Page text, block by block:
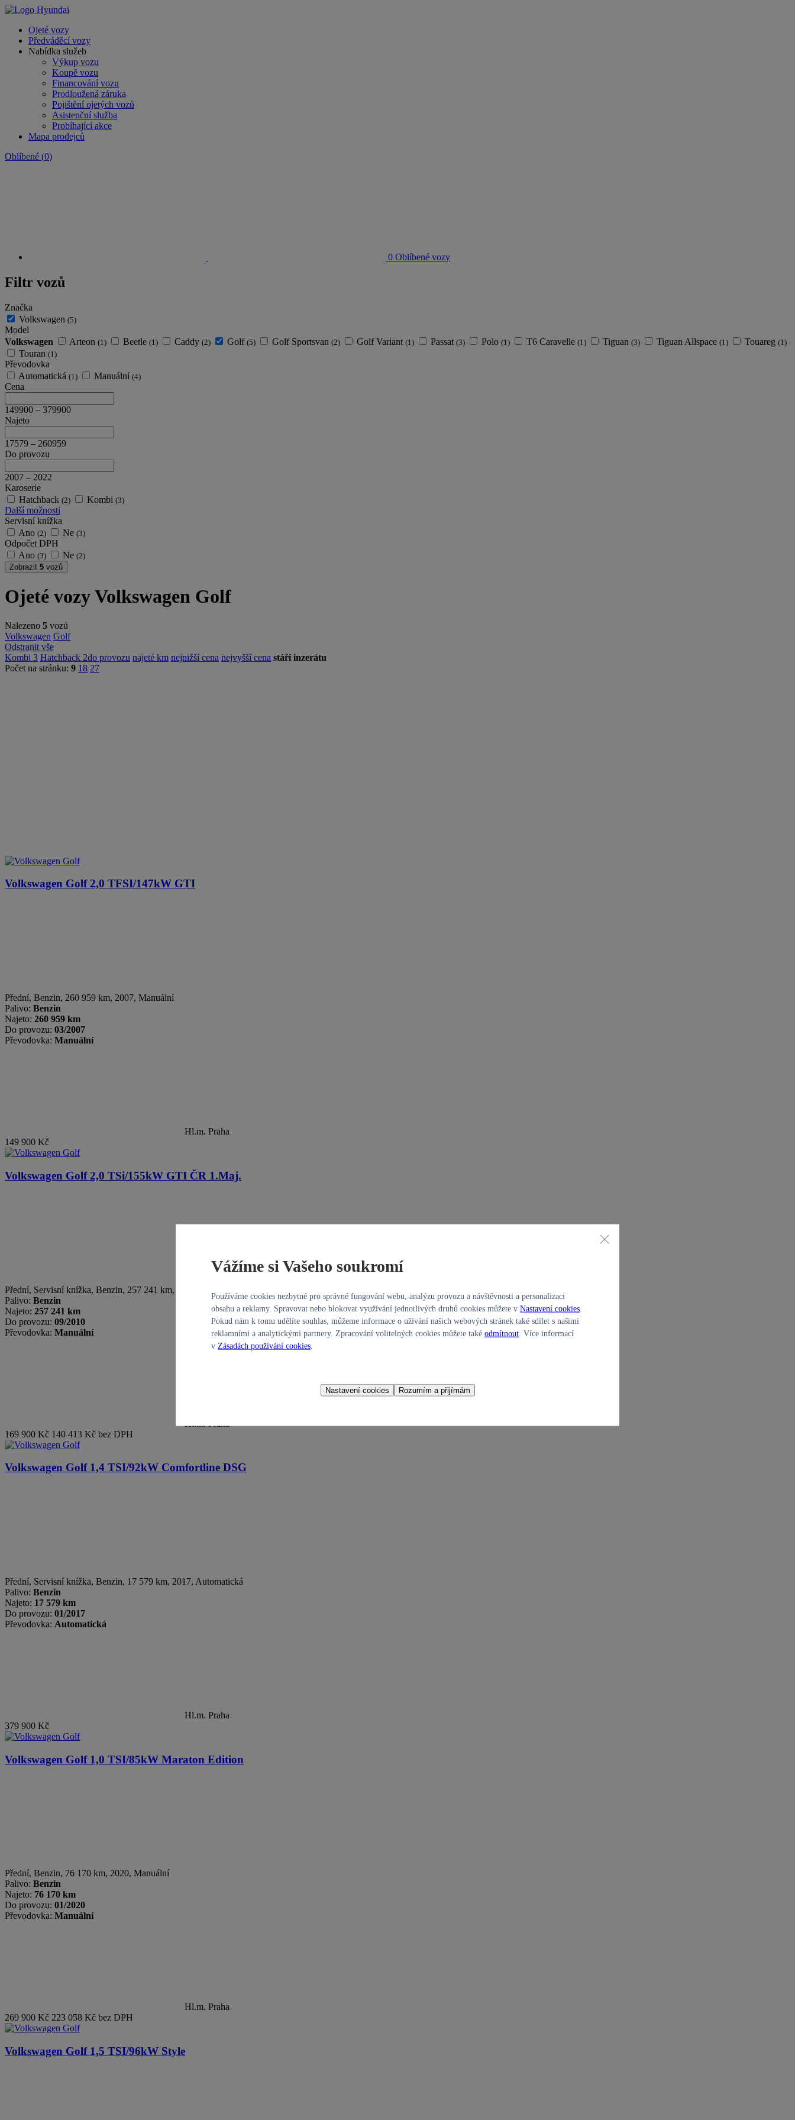
Ojeté vozy
Předváděcí vozy
Nabídka služeb
Výkup vozu
Koupě vozu
Financování vozu
Prodloužená záruka
Pojištění ojetých vozů
Asistenční služba
Probíhající akce
Mapa prodejců
Oblíbené (0)
0 Oblíbené vozy
Filtr vozů
Značka
Volkswagen (5)
Model
Volkswagen
Arteon (1) Beetle (1) Caddy (2) Golf (5) Golf Sportsvan (2) Golf Variant (1) Passat (3) Polo (1) T6 Caravelle (1) Tiguan (3) Tiguan Allspace (1) Touareg (1)
Touran (1)
Převodovka
Automatická (1) Manuální (4)
Cena
149900 – 379900
Najeto
17579 – 260959
Do provozu
2007 – 2022
Karoserie
Hatchback (2) Kombi (3)
Další možnosti
Servisní knížka
Ano (2) Ne (3)
Odpočet DPH
Ano (3) Ne (2)
Zobrazit 5 vozů
Ojeté vozy Volkswagen Golf
Nalezeno 5 vozů
Volkswagen Golf
Odstranit vše
Kombi 3 Hatchback 2do provozu najeté km nejnižší cena nejvyšší cena stáří inzerátu
Počet na stránku: 9 18 27
Volkswagen Golf2,0 TFSI/147kW GTI
Přední, Benzin, 260 959 km, 2007, Manuální
Palivo: Benzin
Najeto: 260 959 km
Do provozu: 03/2007
Převodovka: Manuální
Hl.m. Praha
149 900 Kč
Volkswagen Golf2,0 TSi/155kW GTI ČR 1.Maj.
Přední, Servisní knížka, Benzin, 257 241 km, 2010, Manuální
Palivo: Benzin
Najeto: 257 241 km
Do provozu: 09/2010
Převodovka: Manuální
Hl.m. Praha
169 900 Kč 140 413 Kč bez DPH
Volkswagen Golf1,4 TSI/92kW Comfortline DSG
Přední, Servisní knížka, Benzin, 17 579 km, 2017, Automatická
Palivo: Benzin
Najeto: 17 579 km
Do provozu: 01/2017
Převodovka: Automatická
Hl.m. Praha
379 900 Kč
Volkswagen Golf1,0 TSI/85kW Maraton Edition
Přední, Benzin, 76 170 km, 2020, Manuální
Palivo: Benzin
Najeto: 76 170 km
Do provozu: 01/2020
Převodovka: Manuální
Hl.m. Praha
269 900 Kč 223 058 Kč bez DPH
Volkswagen Golf1,5 TSI/96kW Style
Vážíme si Vašeho soukromí
Používáme cookies nezbytné pro správné fungování webu, analýzu provozu a návštěvnosti a personalizaci
obsahu a reklamy. Spravovat nebo blokovat využívání jednotlivých druhů cookies můžete v Nastavení cookies
Pokud nám k tomu udělíte souhlas, můžeme informace o užívání našich webových stránek také sdílet s našimi
reklamními a analytickými partnery. Zpracování volitelných cookies můžete také odmítnout . Více informací
v Zásadách používání cookies
Nastavení cookies Rozumím a přijímám